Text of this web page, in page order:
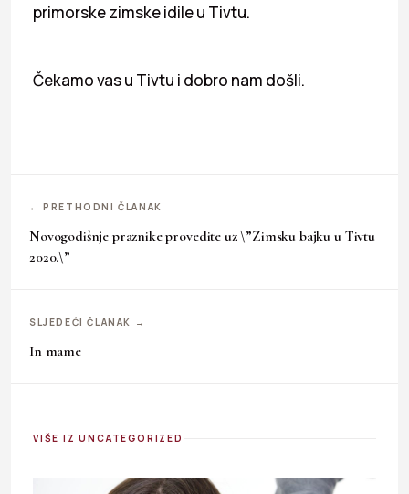
primorske zimske idile u Tivtu.
Čekamo vas u Tivtu i dobro nam došli.
← PRETHODNI ČLANAK
Novogodišnje praznike provedite uz \”Zimsku bajku u Tivtu
2020.\”
SLJEDEĆI ČLANAK →
In mame
VIŠE IZ UNCATEGORIZED